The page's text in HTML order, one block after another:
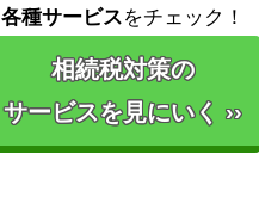
各種サービスをチェック！
相続税対策の
サービスを見にいく ››